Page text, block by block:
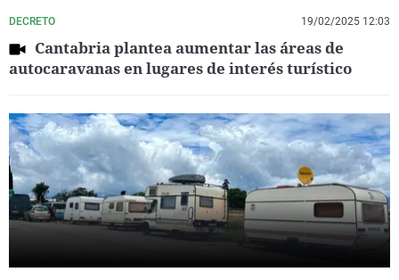
DECRETO 19/02/2025 12:03
Cantabria plantea aumentar las áreas de
autocaravanas en lugares de interés turístico